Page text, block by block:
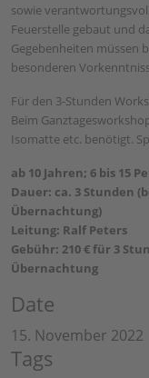
sowie
Feuerstelle gebaut und
Gegebenheiten müssen
besonderen
Für den 3-Stunden
Beim
Isomatte etc. benötigt.
ab 10 Jahren; 6 bis 15
Dauer: ca. 3 Stunden
Übernachtung)
Leitung: Ralf Peters
Gebühr: 210 € für 3
Übernachtung
Date
15. November 2022
Tags